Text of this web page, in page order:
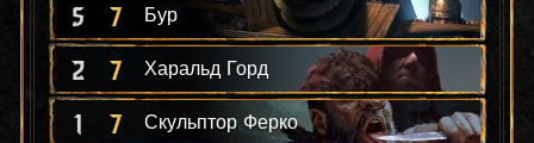
5 7 Бур
2 7 Харальд Горд
1 7 Скульптор Ферко